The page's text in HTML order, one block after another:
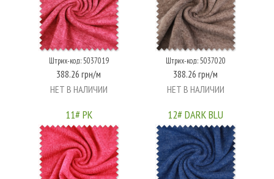
Штрих-код: 5037019
388.26 грн/м
НЕТ В НАЛИЧИИ
Штрих-код: 5037020
388.26 грн/м
НЕТ В НАЛИЧИИ
11# PK 12# DARK BLU